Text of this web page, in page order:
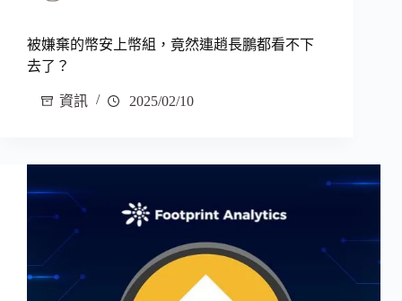
被嫌棄的幣安上幣組，竟然連趙長鵬都看不下
去了？
資訊 2025/02/10